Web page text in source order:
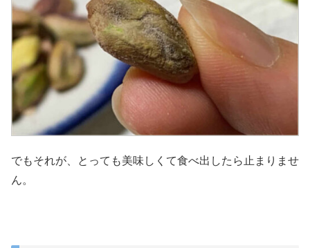
でもそれが、とっても美味しくて食べ出したら止まりませ
ん。